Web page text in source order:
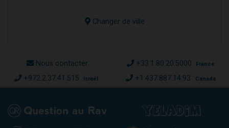
Changer de ville
Nous contacter +33.1.80.20.5000 France
+972.2.37.41.515 Israël +1.437.887.14.93 Canada